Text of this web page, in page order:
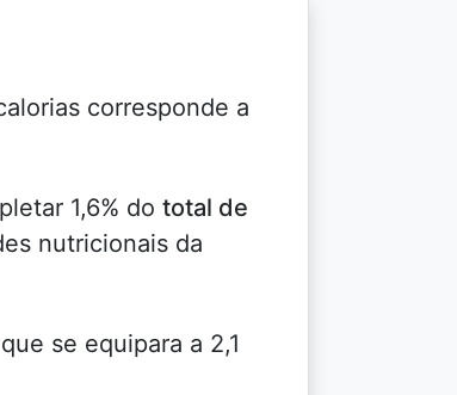
corresponde a
1,6% do total de
nutricionais da
se equipara a 2,1